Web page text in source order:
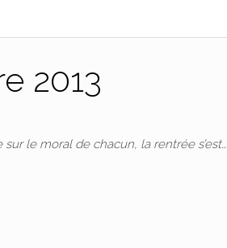
2013
le moral de chacun, la rentrée s’est…